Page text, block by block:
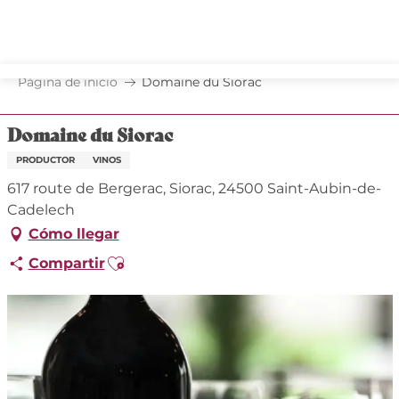
principal
Página de inicio Domaine du Siorac
Domaine du Siorac
PRODUCTOR VINOS
617 route de Bergerac, Siorac, 24500 Saint-Aubin-de-
Cadelech
Cómo llegar
CompartirAjouter aux favoris